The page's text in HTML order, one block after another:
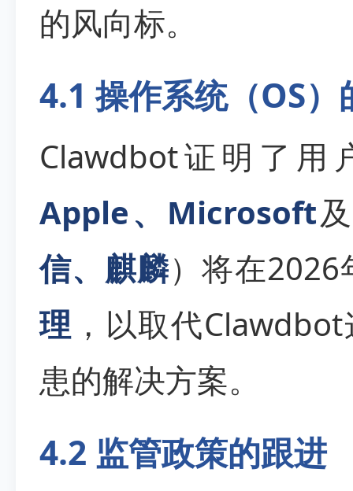
的风向标。
4.1 操作系统（OS）
Clawdbot证明了
Apple、Microsoft
信、麒麟）将在
理 ，以取代
患的解决方案。
4.2 监管政策的跟进